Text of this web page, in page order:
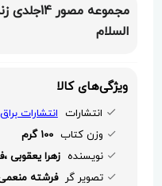
مجموعه
السلام
ویژگی‌های کالا
انتشارات انتشارات براق
وزن کتاب 100 گرم
نویسنده زهرا یعقوبی
تصویر گر فرشته